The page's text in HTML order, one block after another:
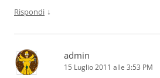
Rispondi ↓
admin
15 Luglio 2011 alle 3:53 PM